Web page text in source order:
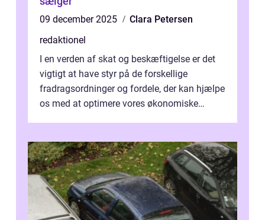
09 december 2025
Clara Petersen
redaktionel
I en verden af skat og beskæftigelse er det
vigtigt at have styr på de forskellige
fradragsordninger og fordele, der kan hjælpe
os med at optimere vores økonomiske